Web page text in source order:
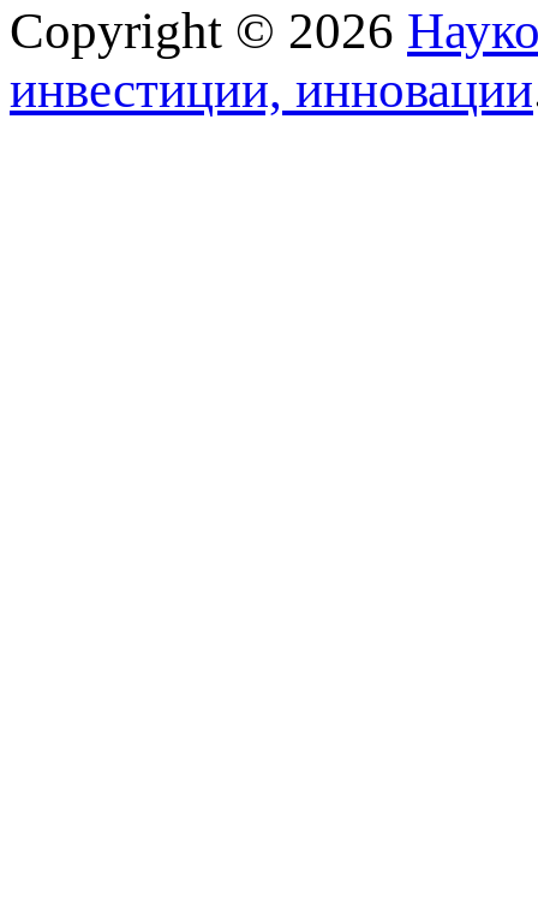
Copyright © 2026
инвестиции, инновации